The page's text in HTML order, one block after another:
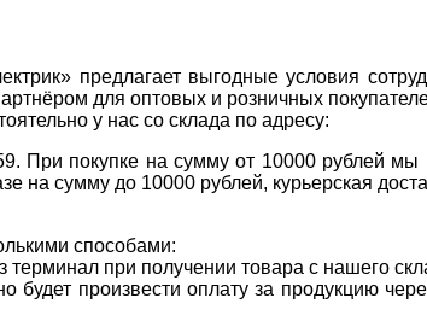
предлагает выгодные условия
для оптовых и розничных
у нас со склада по адресу:
При покупке на сумму от 10000 рублей мы
на сумму до 10000 рублей, курьерская
способами:
терминал при получении товара с нашего
будет произвести оплату за продукцию